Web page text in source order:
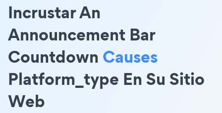
Incrustar An
Announcement Bar
Countdown Causes
Platform_type En Su Sitio
Web